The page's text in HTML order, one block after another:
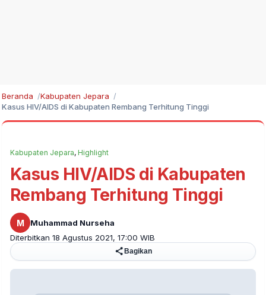
Beranda
Kabupaten Jepara
Kasus HIV/AIDS di Kabupaten Rembang Terhitung Tinggi
Kabupaten Jepara, Highlight
Kasus HIV/AIDS di Kabupaten
Rembang Terhitung Tinggi
M
Muhammad Nurseha
Diterbitkan 18 Agustus 2021, 17:00 WIB
Bagikan